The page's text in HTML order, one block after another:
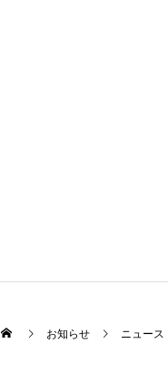
お知らせ ニュース